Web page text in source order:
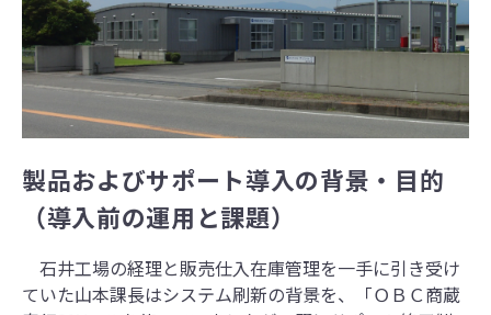
製品およびサポート導入の背景・目的
（導入前の運用と課題）
石井工場の経理と販売仕入在庫管理を一手に引き受け
ていた山本課長はシステム刷新の背景を、「ＯＢＣ商蔵